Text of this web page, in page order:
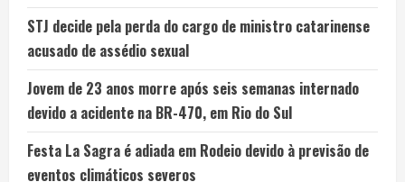
STJ decide pela perda do cargo de ministro catarinense
acusado de assédio sexual
Jovem de 23 anos morre após seis semanas internado
devido a acidente na BR-470, em Rio do Sul
Festa La Sagra é adiada em Rodeio devido à previsão de
eventos climáticos severos